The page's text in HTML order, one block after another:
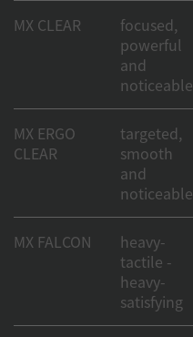
MX CLEAR
focused,
powerful
and
noticeable
MX ERGO
CLEAR
targeted,
smooth
and
noticeable
MX FALCON
heavy-
tactile -
heavy-
satisfying